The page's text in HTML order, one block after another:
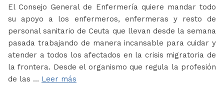
El Consejo General de Enfermería quiere mandar todo
su apoyo a los enfermeros, enfermeras y resto de
personal sanitario de Ceuta que llevan desde la semana
pasada trabajando de manera incansable para cuidar y
atender a todos los afectados en la crisis migratoria de
la frontera. Desde el organismo que regula la profesión
de las … Leer más